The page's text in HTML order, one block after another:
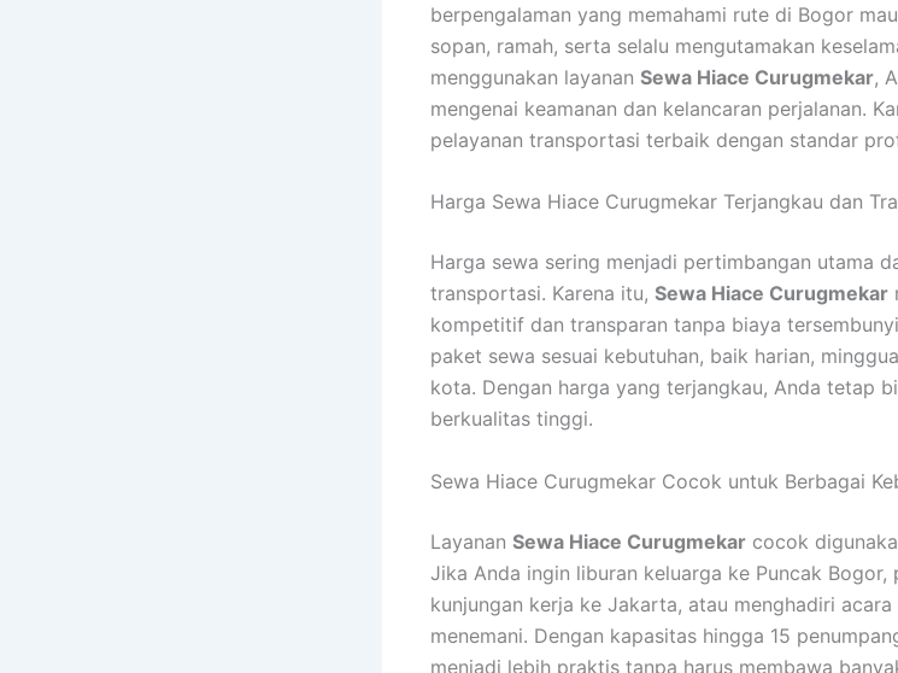
berpengalaman yang memahami rute di Bogor
sopan, ramah, serta selalu mengutamakan
menggunakan layanan Sewa Hiace Curugmekar,
mengenai keamanan dan kelancaran perjalanan.
pelayanan transportasi terbaik dengan standar
Harga Sewa Hiace Curugmekar Terjangkau dan
Harga sewa sering menjadi pertimbangan utama
transportasi. Karena itu, Sewa Hiace Curugmekar
kompetitif dan transparan tanpa biaya
paket sewa sesuai kebutuhan, baik harian,
kota. Dengan harga yang terjangkau, Anda tetap
berkualitas tinggi.
Sewa Hiace Curugmekar Cocok untuk Berbagai
Layanan Sewa Hiace Curugmekar cocok
Jika Anda ingin liburan keluarga ke Puncak Bogor,
kunjungan kerja ke Jakarta, atau menghadiri
menemani. Dengan kapasitas hingga 15
menjadi lebih praktis tanpa harus membawa